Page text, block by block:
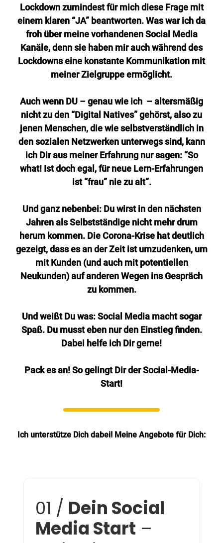
Lockdown zumindest für mich diese Frage mit
einem klaren “JA” beantworten. Was war ich da
froh über meine vorhandenen Social Media
Kanäle, denn sie haben mir auch während des
Lockdowns eine konstante Kommunikation mit
meiner Zielgruppe ermöglicht.
Auch wenn DU – genau wie ich – altersmäßig
nicht zu den “Digital Natives” gehörst, also zu
jenen Menschen, die wie selbstverständlich in
den sozialen Netzwerken unterwegs sind, kann
ich Dir aus meiner Erfahrung nur sagen: “So
what! Ist doch egal, für neue Lern-Erfahrungen
ist “frau” nie zu alt”.
Und ganz nebenbei: Du wirst in den nächsten
Jahren als Selbstständige nicht mehr drum
herum kommen. Die Corona-Krise hat deutlich
gezeigt, dass es an der Zeit ist umzudenken, um
mit Kunden (und auch mit potentiellen
Neukunden) auf anderen Wegen ins Gespräch
zu kommen.
Und weißt Du was: Social Media macht sogar
Spaß. Du musst eben nur den Einstieg finden.
Dabei helfe ich Dir gerne!
Pack es an! So gelingt Dir der Social-Media-
Start!
Ich unterstütze Dich dabei! Meine Angebote für Dich:
01 / Dein Social
Media Start –